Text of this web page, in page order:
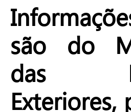
são do
das
Exteriores,